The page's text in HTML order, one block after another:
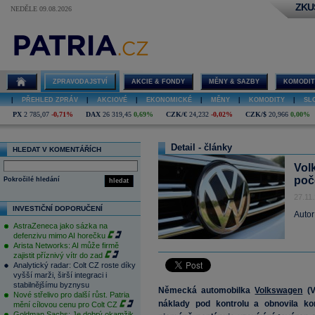
NEDĚLE 09.08.2026
ZPRAVODAJSTVÍ AKCIE & FONDY MĚNY & SAZBY
PŘEHLED ZPRÁV AKCIOVÉ EKONOMICKÉ MĚNY KOMODITY
PX 2 785,07 -0,71% DAX 26 319,45 0,69% CZK/€ 24,232 -0,02% CZK/$ 20,966 0,00%
HLEDAT V KOMENTÁŘÍCH
hledat
Pokročilé hledání
INVESTIČNÍ DOPORUČENÍ
AstraZeneca jako sázka na
defenzivu mimo AI horečku
Arista Networks: AI může firmě
zajistit příznivý vítr do zad
Analytický radar: Colt CZ roste díky
vyšší marži, širší integraci i
stabilnějšímu byznysu
Nové střelivo pro další růst. Patria
mění cílovou cenu pro Colt CZ
Detail - články
Německá automobilkaVolkswagen
náklady pod kontrolu a obnovila